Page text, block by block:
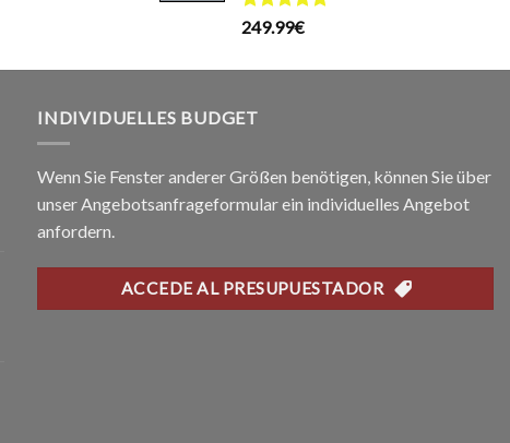
Bewertet
249.99€
INDIVIDUELLES BUDGET
Wenn Sie Fenster anderer Größen benötigen, können Sie über
unser Angebotsanfrageformular ein individuelles Angebot
anfordern.
ACCEDE AL PRESUPUESTADOR